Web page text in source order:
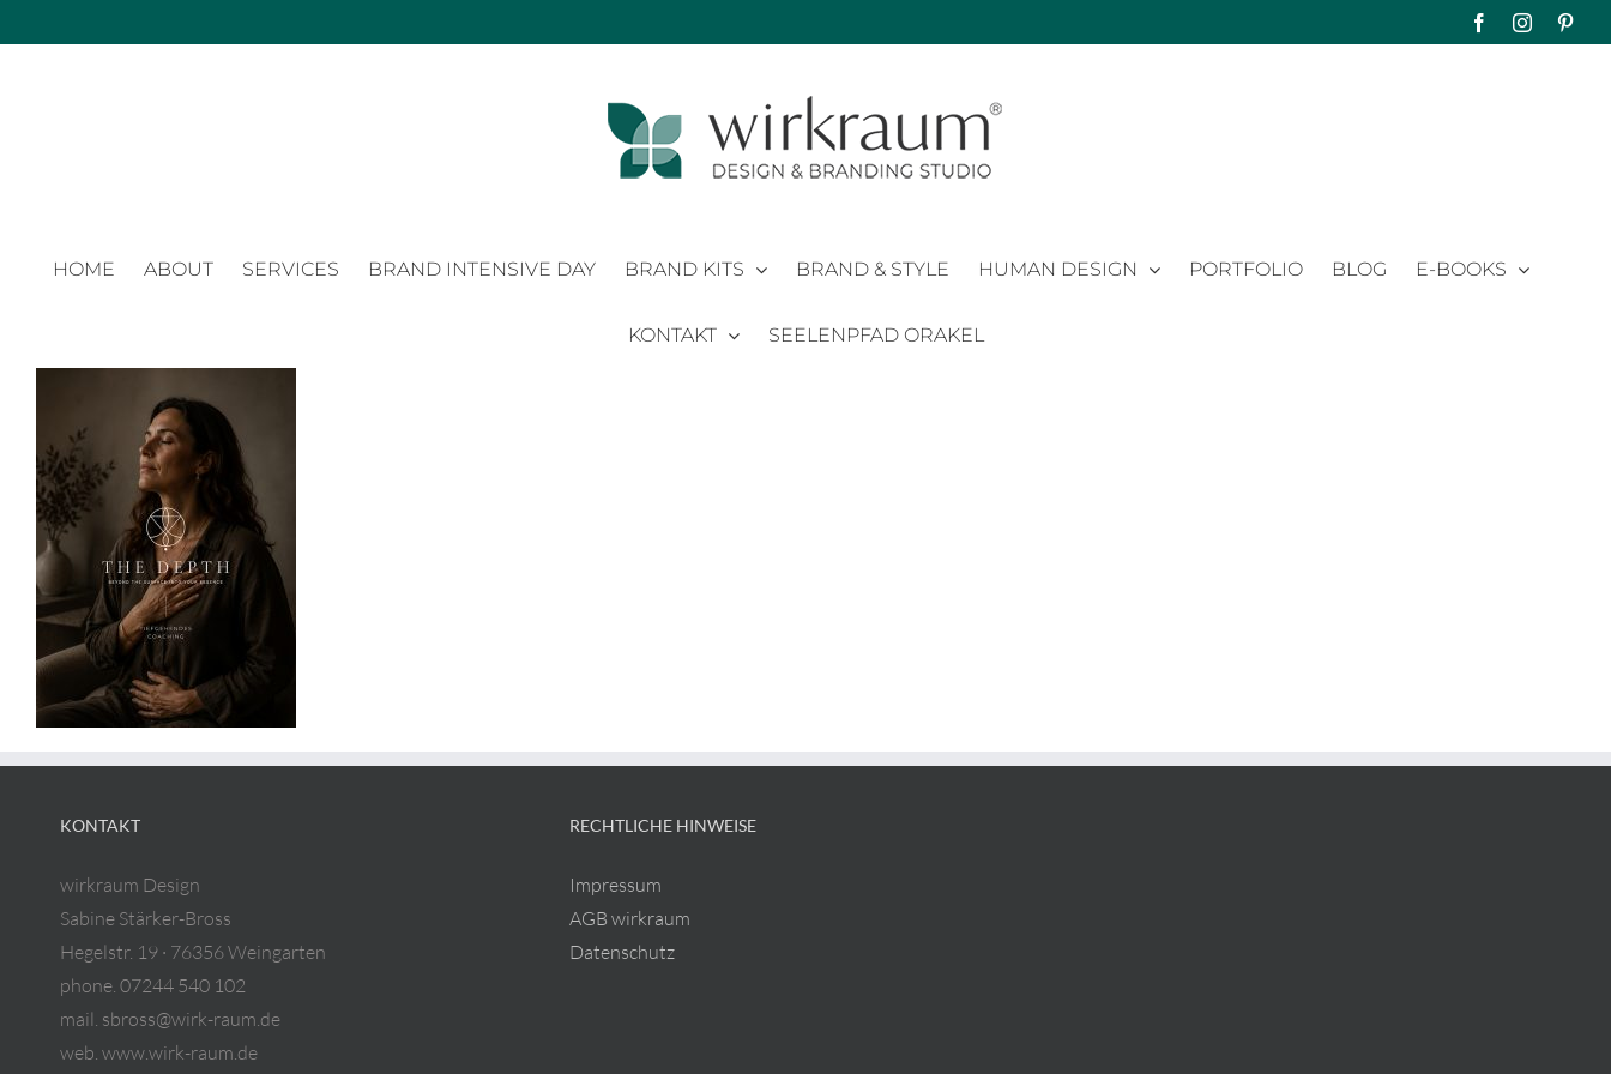
Inhalt
FacebookInstagram
HOME ABOUT SERVICES BRAND INTENSIVE DAY BRAND KITS BRAND & STYLE HUMAN DESIGN PORTFOLIO BLOG E-BOOKS
KONTAKT SEELENPFAD ORAKEL
KONTAKT
wirkraum Design
Sabine Stärker-Bross
Hegelstr. 19 · 76356 Weingarten
phone. 07244 540 102
mail. sbross@wirk-raum.de
web. www.wirk-raum.de
RECHTLICHE HINWEISE
Impressum
AGB wirkraum
Datenschutz